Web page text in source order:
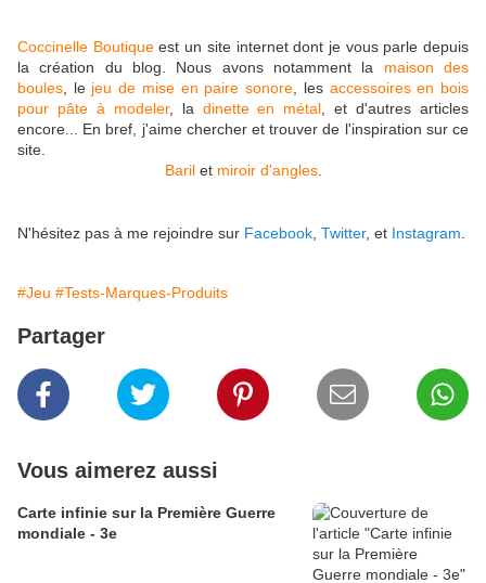
Coccinelle Boutiqueest un site internet dont je vous parle depuis
la création du blog. Nous avons notamment la maison des
boules , le jeu de mise en paire sonore , les accessoires en bois
pour pâte à modeler, la dinette en métal , et d'autres articles
encore... En bref, j'aime chercher et trouver de l'inspiration sur ce
site.
Baril et miroir d'angles.
N'hésitez pas à me rejoindre sur Facebook Twitter, et Instagram
#Jeu #Tests-Marques-Produits
Partager
Vous aimerez aussi
Carte infinie sur la Première Guerre
mondiale - 3e